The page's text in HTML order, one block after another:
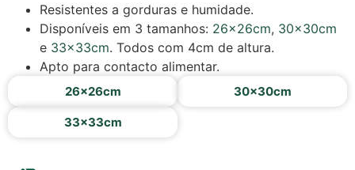
Resistentes a gorduras e humidade.
Disponíveis em 3 tamanhos: 26x26cm, 30x30cm
e 33x33cm. Todos com 4cm de altura.
Apto para contacto alimentar.
26x26cm 30x30cm
33x33cm